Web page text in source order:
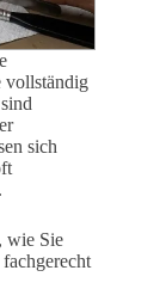
vollständig
sich
wie Sie